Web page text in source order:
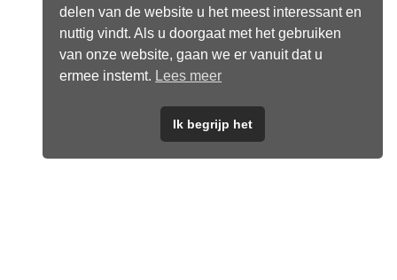
delen van de website u het meest interessant en
nuttig vindt. Als u doorgaat met het gebruiken
van onze website, gaan we er vanuit dat u
ermee instemt. Lees meer
Ik begrijp het